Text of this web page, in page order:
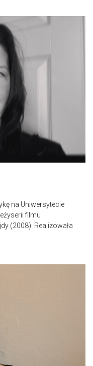
na Uniwersytecie
filmu
(2008). Realizowała